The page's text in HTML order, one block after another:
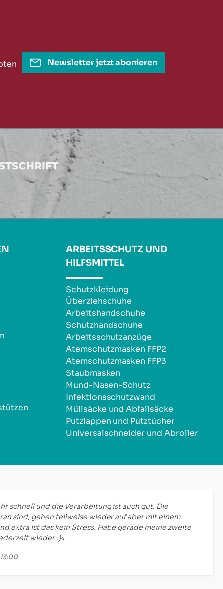
Newsletter jetzt abonieren
ARBEITSSCHUTZ UND
HILFSMITTEL
Schutzkleidung
Überziehschuhe
Arbeitshandschuhe
Schutzhandschuhe
Arbeitsschutzanzüge
Atemschutzmasken FFP2
Atemschutzmasken FFP3
Staubmasken
Mund-Nasen-Schutz
Infektionsschutzwand
Müllsäcke und Abfallsäcke
Putzlappen und Putztücher
Universalschneider und Abroller
schnell und die Verarbeitung ist auch gut. Die
sind, gehen teilweise wieder auf aber mit einem
extra ist das kein Stress. Habe gerade meine zweite
wieder :)«